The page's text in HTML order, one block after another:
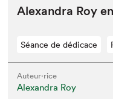
Alexan­dra Roy
Séance de dédicace
Auteur·rice
Alexandra Roy